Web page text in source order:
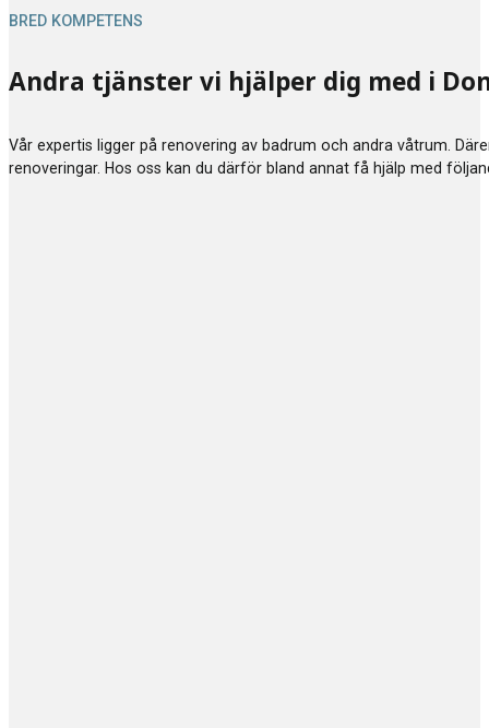
Andra tjänster vi hjälper dig med i
Vår expertis ligger på renovering av badrum och andra våtrum.
renoveringar. Hos oss kan du därför bland annat få hjälp med
BRED KOMPETENS